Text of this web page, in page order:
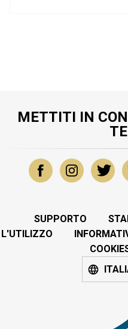
METTITI IN
SUPPORTO
L'UTILIZZO